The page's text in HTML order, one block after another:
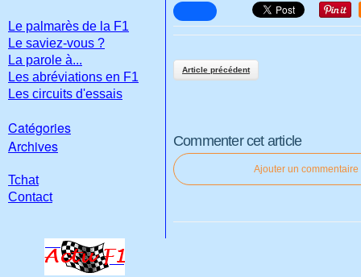
Article précédent
Commenter cet article
Ajouter un commentaire
Le palmarès de la F1
Le saviez-vous ?
La parole à...
Les abréviations en F1
Les circuits d'essais
Catégories
Archives
Tchat
Contact